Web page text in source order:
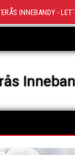
INNEBANDY -